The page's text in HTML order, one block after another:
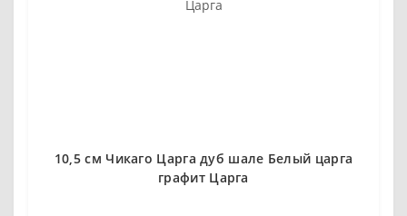
10,5 см Чикаго Царга дуб шале Белый царга
графит Царга